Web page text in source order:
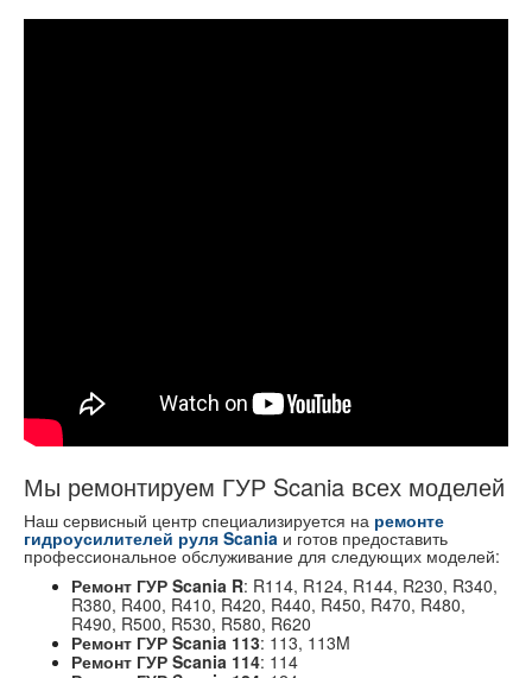
Мы ремонтируем ГУР Scania всех моделей
Наш сервисный центр специализируется на ремонте
гидроусилителей руля Scania и готов предоставить
профессиональное обслуживание для следующих моделей:
Ремонт ГУР Scania R: R114, R124, R144, R230, R340,
R380, R400, R410, R420, R440, R450, R470, R480,
R490, R500, R530, R580, R620
Ремонт ГУР Scania 113: 113, 113M
Ремонт ГУР Scania 114: 114